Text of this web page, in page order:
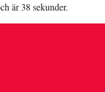
är 38 sekunder.